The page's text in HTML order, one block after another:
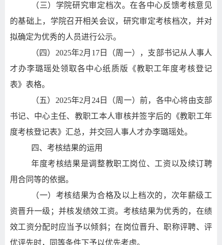
（三）学院研究审定档次。在各中心反馈考核意见
的基础上，学院召开相关会议，研究审定考核档次，并对
拟确定为优秀的人员进行公示。
（四） 2025年2月 17日（周一），支部书记从人事人
才办李璐瑶处领取各中心纸质版《教职工年度考核登记
表》表格。
（五） 2025年2月 24日（周一）前，各中心将由支部
书记、中心主任、教职工本人审核并签字后的《教职工年
度考核登记表》汇总，并交回人事人才办李璐瑶处。
四、考核结果的运用
年度考核结果是调整教职工岗位、工资以及续订聘
用合同等的依据。
（一）考核结果为合格及以上档次的，次年薪级工
资晋升一级；并核发绩效工资。考核结果为优秀的，在绩
效工资分配时应当予以倾斜；在岗位晋升、职称评聘、评
优评先时，同等条件下予以优先考虑。